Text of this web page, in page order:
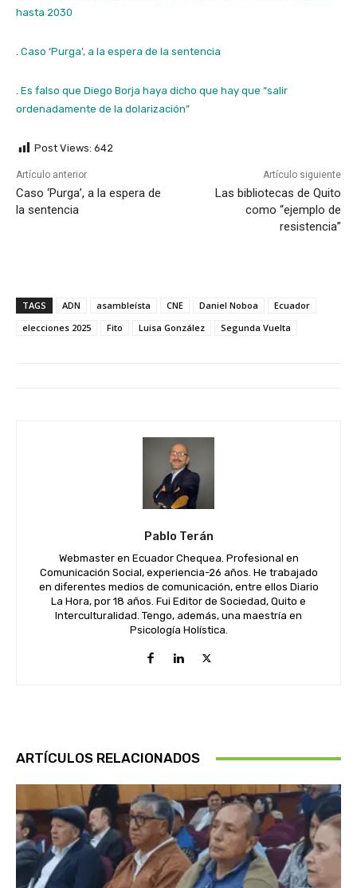
hasta 2030
. Caso ‘Purga’, a la espera de la sentencia
. Es falso que Diego Borja haya dicho que hay que “salir
ordenadamente de la dolarización”
Post Views: 642
Artículo anterior
Caso ‘Purga’, a la espera de
la sentencia
Artículo siguiente
Las bibliotecas de Quito
como “ejemplo de
resistencia”
TAGS ADN asambleísta CNE Daniel Noboa
Ecuador
elecciones 2025
Fito Luisa González Segunda Vuelta
Pablo Terán
Webmaster en Ecuador Chequea. Profesional en
Comunicación Social, experiencia-26 años. He trabajado
en diferentes medios de comunicación, entre ellos Diario
La Hora, por 18 años. Fui Editor de Sociedad, Quito e
Interculturalidad. Tengo, además, una maestría en
Psicología Holística.
ARTÍCULOS RELACIONADOS